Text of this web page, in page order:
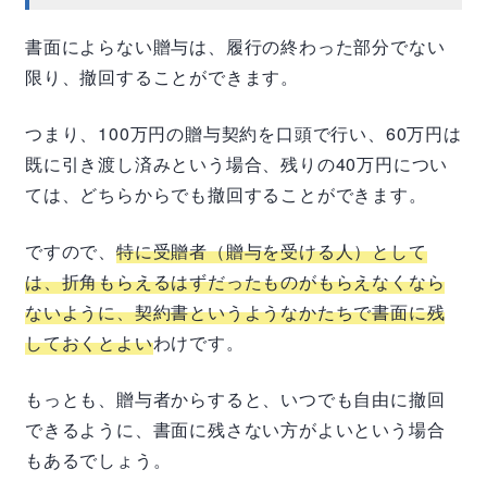
書面によらない贈与は、履行の終わった部分でない
限り、撤回することができます。
つまり、100万円の贈与契約を口頭で行い、60万円は
既に引き渡し済みという場合、残りの40万円につい
ては、どちらからでも撤回することができます。
ですので、 特に受贈者（贈与を受ける人）として
は、折角もらえるはずだったものがもらえなくなら
ないように、契約書というようなかたちで書面に残
しておくとよいわけです。
もっとも、贈与者からすると、いつでも自由に撤回
できるように、書面に残さない方がよいという場合
もあるでしょう。